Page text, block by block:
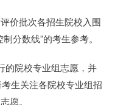
价批次各招生院校入围
分数线”的考生参考。
院校专业组志愿，并
生关注各院校专业组招
愿。